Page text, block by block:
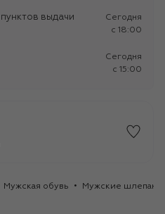
выдачи
Сегодня
c 18:00
Сегодня
c 15:00
Мужская обувь Мужские